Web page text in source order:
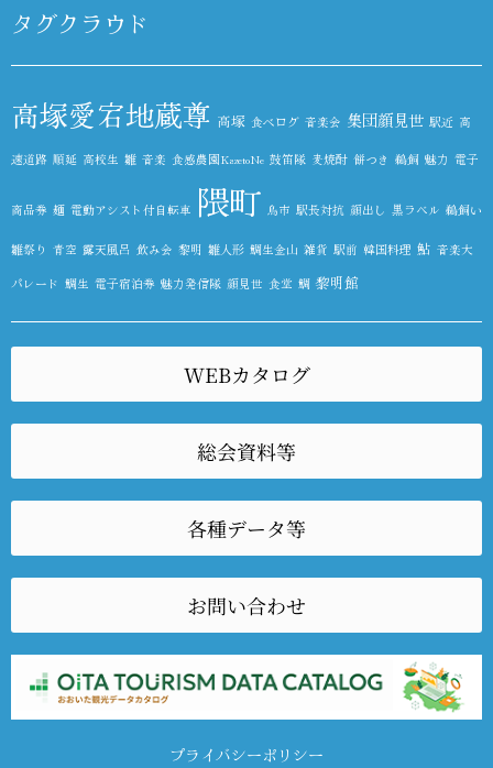
タグクラウド
高塚愛宕地蔵尊 高塚 食べログ 音楽会 集団顔見世 駅近 高
速道路 順延 高校生 雛 音楽 食感農園KazetoNe 鼓笛隊 麦焼酎 餅つき 鵜飼 魅力 電子
商品券 麺 電動アシスト付自転車 隈町 鳥市 駅長対抗 顔出し 黒ラベル 鵜飼い
雛祭り 青空 露天風呂 飲み会 黎明 雛人形 鯛生金山 雑貨 駅前 韓国料理 鮎 音楽大
パレード 鯛生 電子宿泊券 魅力発信隊 顔見世 食堂 鯛 黎明館
WEBカタログ
総会資料等
各種データ等
お問い合わせ
プライバシーポリシー